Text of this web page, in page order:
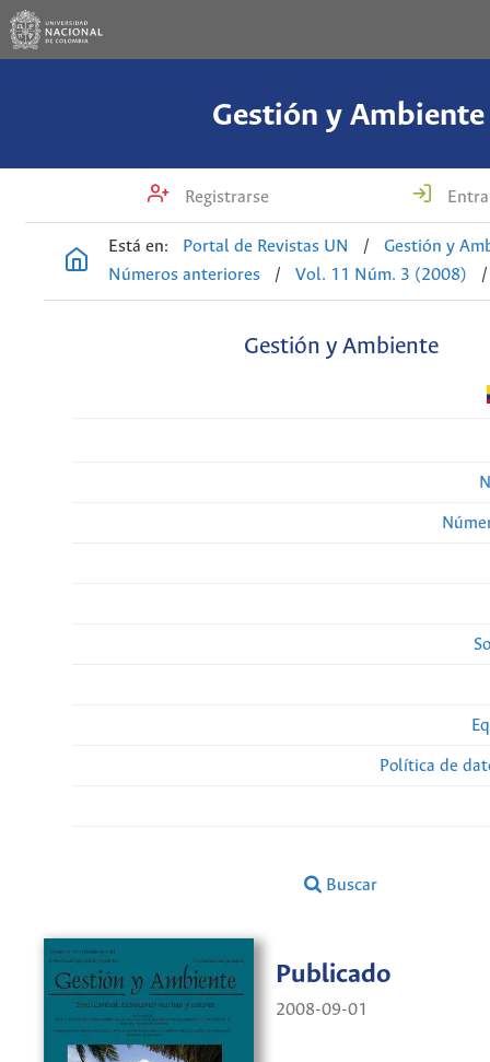
Gestión y Ambiente
Registrarse
Está en: Portal de Revistas UN /
Gestión y
Números anteriores
/ Vol. 11 Núm. 3 (2008) /
Gestión y Ambiente
Política de
Buscar
Publicado
2008-09-01